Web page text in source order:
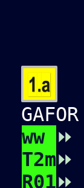
GAFOR
ww ⏩
T2m⏩
R01⏩